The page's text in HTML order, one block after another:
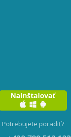
Potrebujete poradiť?